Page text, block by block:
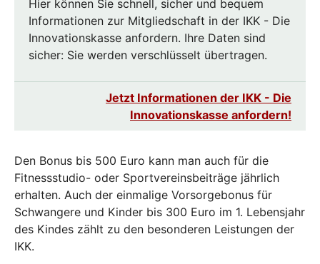
Hier können Sie schnell, sicher und bequem
Informationen zur Mitgliedschaft in der IKK - Die
Innovationskasse anfordern. Ihre Daten sind
sicher: Sie werden verschlüsselt übertragen.
Jetzt Informationen der IKK - Die
Innovationskasse anfordern!
Den Bonus bis 500 Euro kann man auch für die
Fitnessstudio- oder Sportvereinsbeiträge jährlich
erhalten. Auch der einmalige Vorsorgebonus für
Schwangere und Kinder bis 300 Euro im 1. Lebensjahr
des Kindes zählt zu den besonderen Leistungen der
IKK.